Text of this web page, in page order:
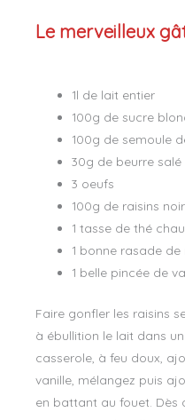
Le merveilleux
1l de lait entier
100g de sucre
100g de semoule
30g de beurre salé
3 oeufs
100g de raisins
1 tasse de thé
1 bonne rasade
1 belle pincée de
Faire gonfler les raisins
à ébullition le lait dans
casserole, à feu doux,
vanille, mélangez puis
en battant au fouet. Dès